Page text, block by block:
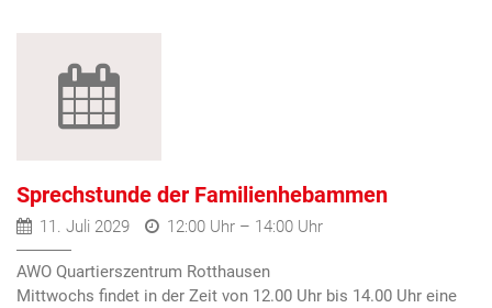
Sprechstunde der Familienhebammen
11. Juli 2029 12:00 Uhr – 14:00 Uhr
AWO Quartierszentrum Rotthausen
Mittwochs findet in der Zeit von 12.00 Uhr bis 14.00 Uhr eine